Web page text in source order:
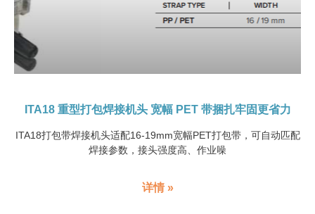
ITA18 重型打包焊接机头 宽幅 PET 带捆扎牢固更省力
ITA18打包带焊接机头适配16-19mm宽幅PET打包带，可自动匹配
焊接参数，接头强度高、作业噪
详情 »